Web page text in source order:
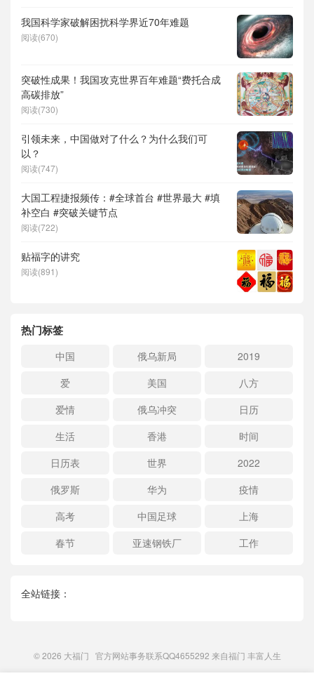
我国科学家破解困扰科学界近70年难题
阅读(670)
突破性成果！我国攻克世界百年难题“费托合成
高碳排放”
阅读(730)
引领未来，中国做对了什么？为什么我们可
以？
阅读(747)
大国工程捷报频传：#全球首台 #世界最大 #填
补空白 #突破关键节点
阅读(722)
贴福字的讲究
阅读(891)
热门标签
中国 俄乌新局
2019
爱
美国
八方
爱情
俄乌冲突
日历
生活
香港
时间
日历表
世界
2022
俄罗斯
华为
疫情
高考
中国足球
上海
春节
亚速钢铁厂 工作
全站链接：
© 2026 大福门 官方网站事务联系QQ4655292 来自福门 丰富人生